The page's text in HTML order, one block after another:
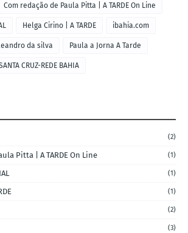
Com redação de Paula Pitta | A TARDE On Line
Helga Cirino | A TARDE ibahia.com
da silva Paula a Jorna A Tarde
CRUZ-REDE BAHIA
(2)
Pitta | A TARDE On Line (1)
(1)
(1)
(2)
(3)